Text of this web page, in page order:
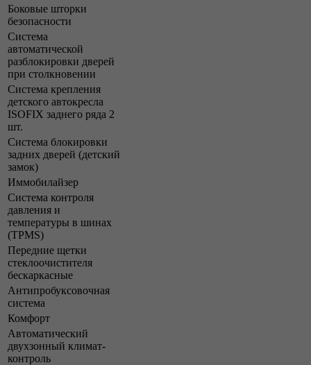
Боковые шторки
безопасности
Система
автоматической
разблокировки дверей
при столкновении
Система крепления
детского автокресла
ISOFIX заднего ряда 2
шт.
Система блокировки
задних дверей (детский
замок)
Иммобилайзер
Система контроля
давления и
температуры в шинах
(TPMS)
Передние щетки
стеклоочистителя
бескаркасные
Антипробуксовочная
система
Комфорт
Автоматический
двухзонный климат-
контроль